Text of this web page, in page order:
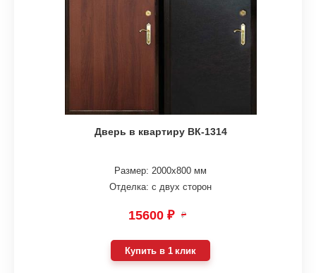
Дверь в квартиру ВК-1314
Размер: 2000х800 мм
Отделка: с двух сторон
15600 ₽ ₽
Купить в 1 клик